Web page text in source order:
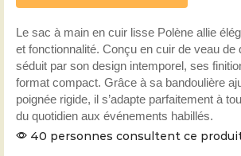
Le sac à main en cuir lisse Polène allie
et fonctionnalité. Conçu en cuir de veau de
séduit par son design intemporel, ses
format compact. Grâce à sa bandoulière
poignée rigide, il s’adapte parfaitement à
du quotidien aux événements habillés.
40 personnes consultent ce